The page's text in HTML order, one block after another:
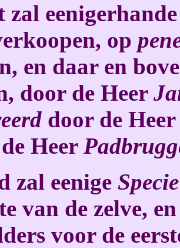
zal
op
en daar en
door de Heer
door de
Heer
zal eenige Specie
van de zelve,
voor de